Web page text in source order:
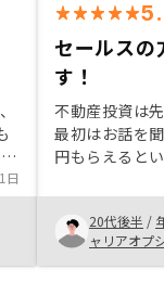
日
セールスの
す！
不動産投資は
最初はお話を
円もらえると
いているうち
いました。
対応、人柄が
め手になりま
20代後半 /
ャリアオプ